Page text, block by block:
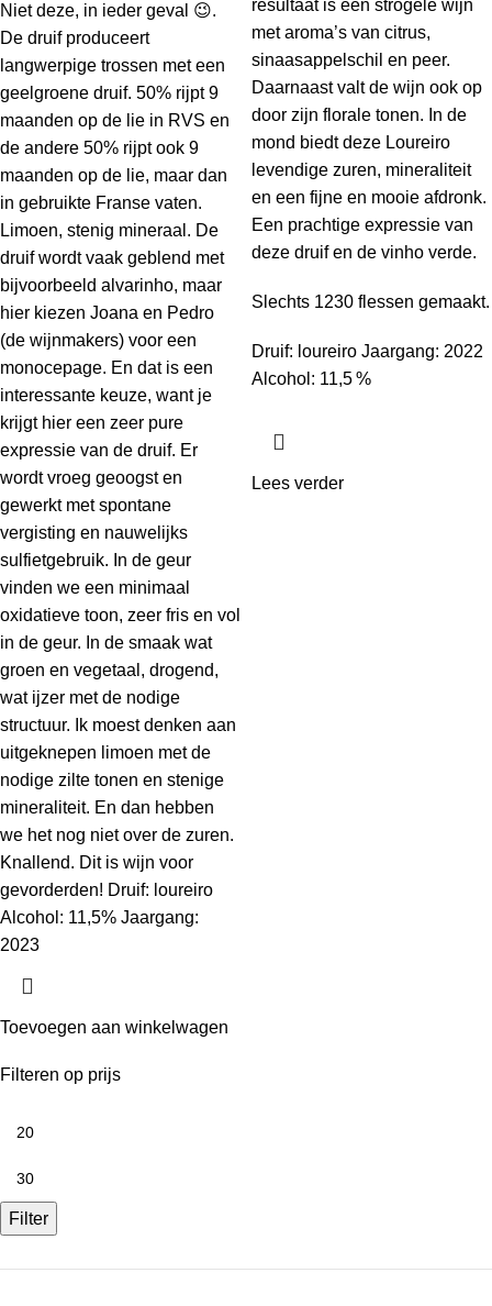
Niet deze, in ieder geval 😉.
De druif produceert
langwerpige trossen met een
geelgroene druif. 50% rijpt 9
maanden op de lie in RVS en
de andere 50% rijpt ook 9
maanden op de lie, maar dan
in gebruikte Franse vaten.
Limoen, stenig mineraal. De
druif wordt vaak geblend met
bijvoorbeeld alvarinho, maar
hier kiezen Joana en Pedro
(de wijnmakers) voor een
monocepage. En dat is een
interessante keuze, want je
krijgt hier een zeer pure
expressie van de druif. Er
wordt vroeg geoogst en
gewerkt met spontane
vergisting en nauwelijks
sulfietgebruik. In de geur
vinden we een minimaal
oxidatieve toon, zeer fris en vol
in de geur. In de smaak wat
groen en vegetaal, drogend,
wat ijzer met de nodige
structuur. Ik moest denken aan
uitgeknepen limoen met de
nodige zilte tonen en stenige
mineraliteit. En dan hebben
we het nog niet over de zuren.
Knallend. Dit is wijn voor
gevorderden! Druif: loureiro
Alcohol: 11,5% Jaargang:
2023
Toevoegen aan winkelwagen
resultaat is een strogele wijn
met aroma’s van citrus,
sinaasappelschil en peer.
Daarnaast valt de wijn ook op
door zijn florale tonen. In de
mond biedt deze Loureiro
levendige zuren, mineraliteit
en een fijne en mooie afdronk.
Een prachtige expressie van
deze druif en de vinho verde.
Slechts 1230 flessen gemaakt.
Druif: loureiro Jaargang: 2022
Alcohol: 11,5 %
Lees verder
Filteren op prijs
Filter